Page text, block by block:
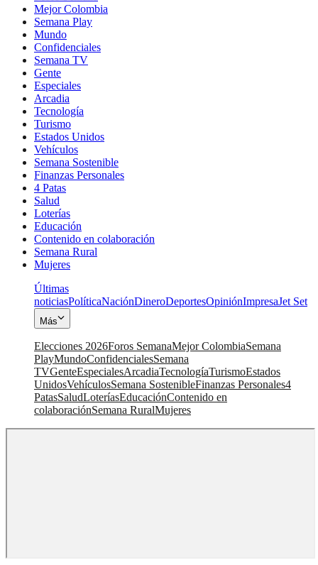
Mejor Colombia
Semana Play
Mundo
Confidenciales
Semana TV
Gente
Especiales
Arcadia
Tecnología
Turismo
Estados Unidos
Vehículos
Semana Sostenible
Finanzas Personales
4 Patas
Salud
Loterías
Educación
Contenido en colaboración
Semana Rural
Mujeres
Últimas
noticiasPolíticaNaciónDineroDeportesOpiniónImpresaJet Set
Más
Elecciones 2026Foros SemanaMejor ColombiaSemana
PlayMundoConfidencialesSemana
TVGenteEspecialesArcadiaTecnologíaTurismoEstados
UnidosVehículosSemana SostenibleFinanzas Personales4
PatasSaludLoteríasEducaciónContenido en
colaboraciónSemana RuralMujeres